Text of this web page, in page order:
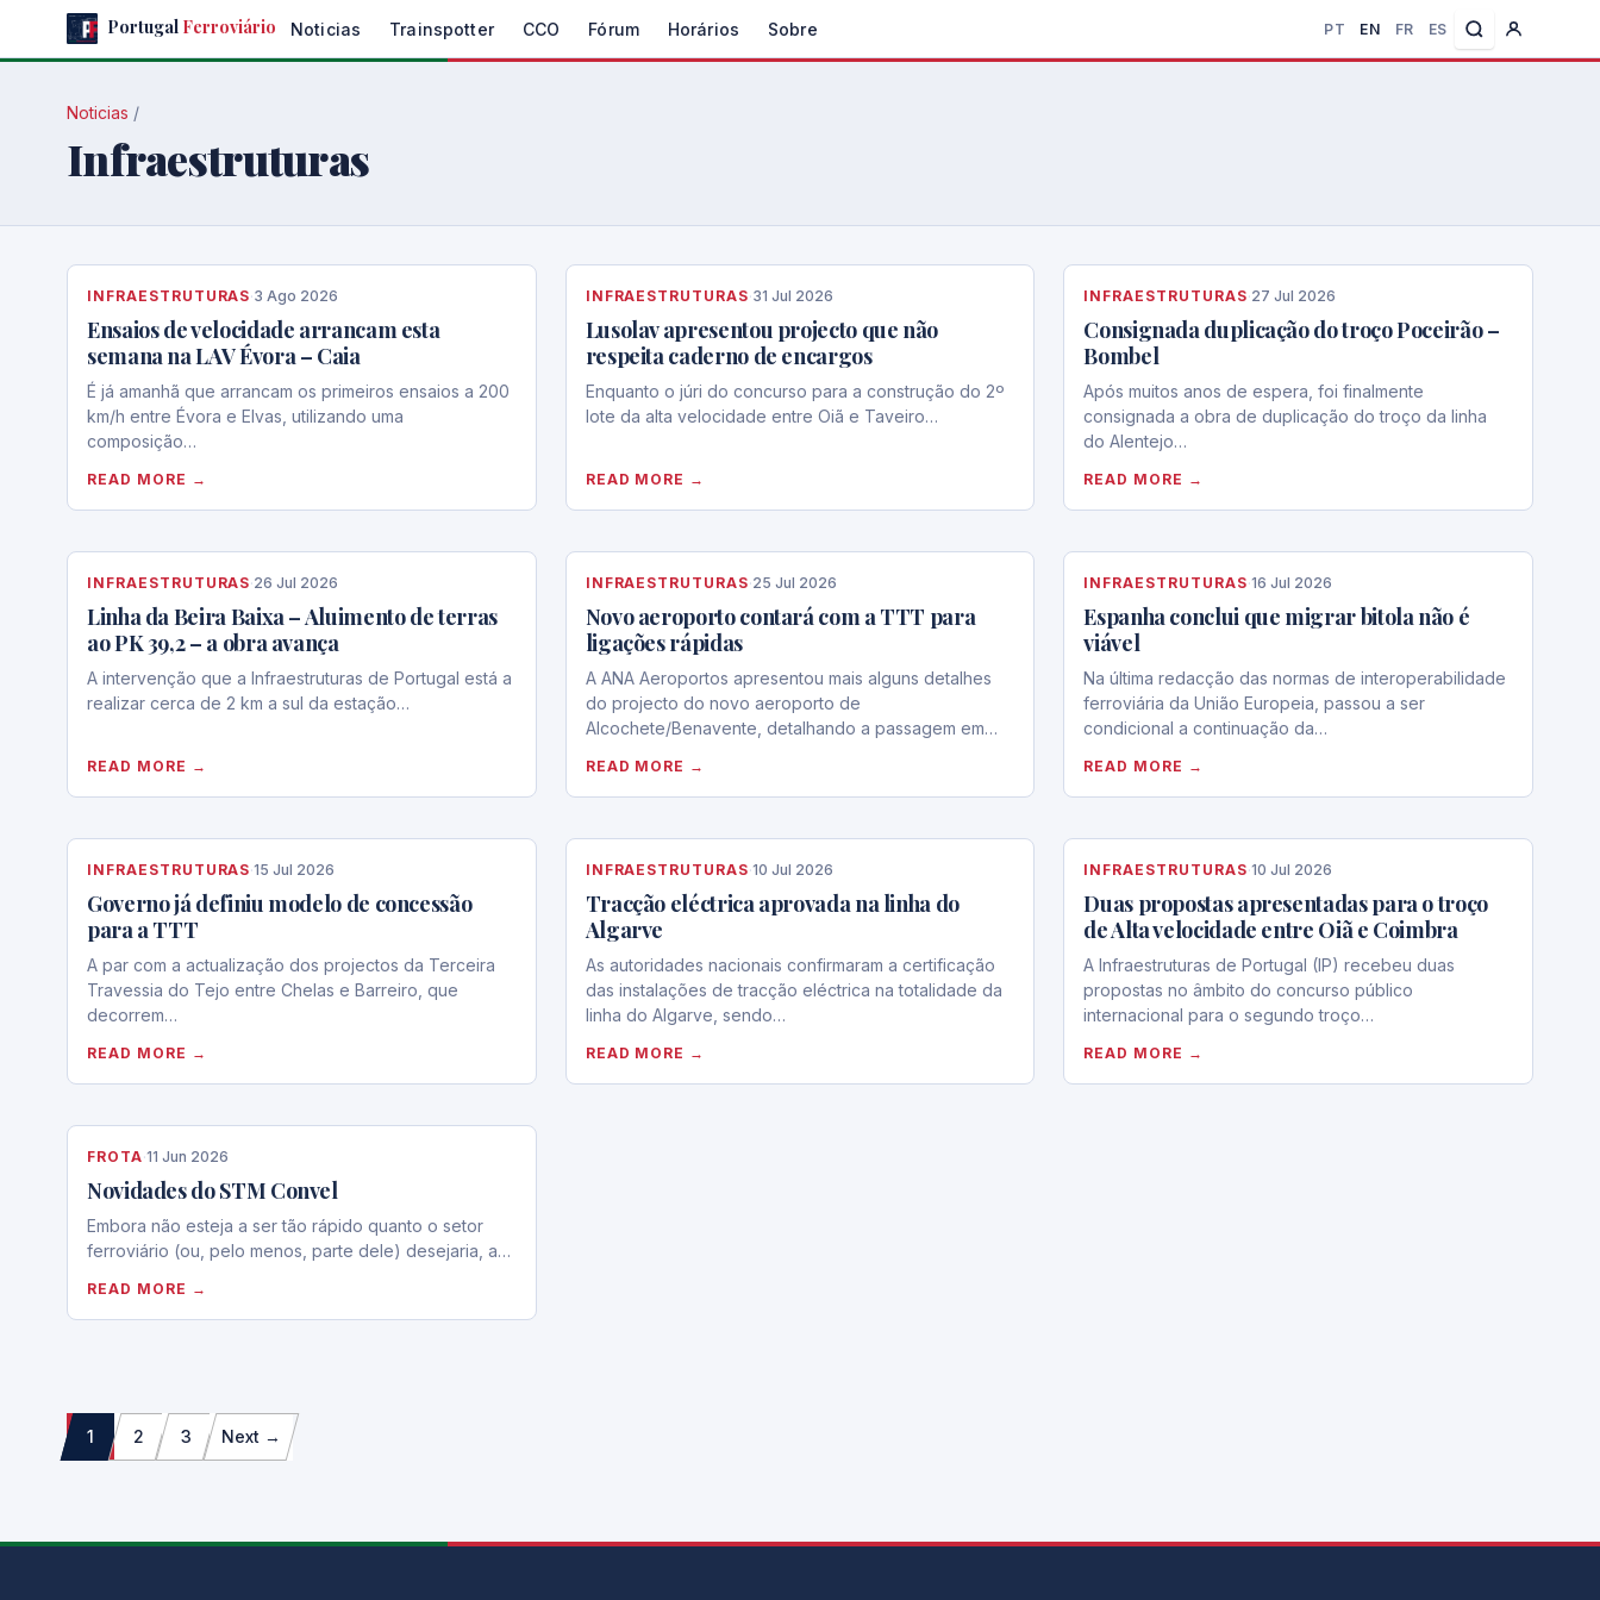
content
Portugal Ferroviário Noticias Trainspotter CCO Fórum Horários Sobre PT EN FR ES
Noticias /
Infraestruturas
INFRAESTRUTURAS·3 Ago 2026
Ensaios de velocidade arrancam esta
semana na LAV Évora – Caia
É já amanhã que arrancam os primeiros ensaios a 200
km/h entre Évora e Elvas, utilizando uma
composição…
READ MORE →
INFRAESTRUTURAS·31 Jul 2026
Lusolav apresentou projecto que não
respeita caderno de encargos
Enquanto o júri do concurso para a construção do 2º
lote da alta velocidade entre Oiã e Taveiro…
READ MORE →
INFRAESTRUTURAS·27 Jul 2026
Consignada duplicação do troço Poceirão –
Bombel
Após muitos anos de espera, foi finalmente
consignada a obra de duplicação do troço da linha
do Alentejo…
READ MORE →
INFRAESTRUTURAS·26 Jul 2026
Linha da Beira Baixa – Aluimento de terras
ao PK 39,2 – a obra avança
A intervenção que a Infraestruturas de Portugal está a
realizar cerca de 2 km a sul da estação…
READ MORE →
INFRAESTRUTURAS·25 Jul 2026
Novo aeroporto contará com a TTT para
ligações rápidas
A ANA Aeroportos apresentou mais alguns detalhes
do projecto do novo aeroporto de
Alcochete/Benavente, detalhando a passagem em…
READ MORE →
INFRAESTRUTURAS·16 Jul 2026
Espanha conclui que migrar bitola não é
viável
Na última redacção das normas de interoperabilidade
ferroviária da União Europeia, passou a ser
condicional a continuação da…
READ MORE →
INFRAESTRUTURAS·15 Jul 2026
Governo já definiu modelo de concessão
para a TTT
A par com a actualização dos projectos da Terceira
Travessia do Tejo entre Chelas e Barreiro, que
decorrem…
READ MORE →
INFRAESTRUTURAS·10 Jul 2026
Tracção eléctrica aprovada na linha do
Algarve
As autoridades nacionais confirmaram a certificação
das instalações de tracção eléctrica na totalidade da
linha do Algarve, sendo…
READ MORE →
INFRAESTRUTURAS·10 Jul 2026
Duas propostas apresentadas para o troço
de Alta velocidade entre Oiã e Coimbra
A Infraestruturas de Portugal (IP) recebeu duas
propostas no âmbito do concurso público
internacional para o segundo troço…
READ MORE →
FROTA·11 Jun 2026
Novidades do STM Convel
Embora não esteja a ser tão rápido quanto o setor
ferroviário (ou, pelo menos, parte dele) desejaria, a…
READ MORE →
Paginação
dos
1 2 3 Next →